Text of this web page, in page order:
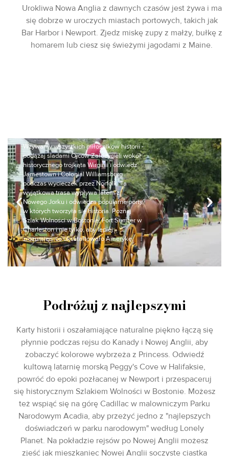
Urokliwa Nowa Anglia z dawnych czasów jest żywa i ma
się dobrze w uroczych miastach portowych, takich jak
Bar Harbor i Newport. Zjedz miskę zupy z małży, bułkę z
homarem lub ciesz się świeżymi jagodami z Maine.
Wzywamy wszystkich miłośników historii -
podążaj śladami Ojców Założycieli wokół
historycznego trójkąta Wirginii i odwiedź
Jamestown i Colonial Williamsburg
podczas wycieczek przez Norfolk. Ta
wyjątkowa trasa wypływa latem z
Nowego Jorku i odwiedza popularne porty,
w których tworzyła się historia. Poznaj
Szlak Wolności w Bostonie, Fort Sumter w
Charleston i nie tylko, aby lepiej
zrozumieć, co ukształtowało Amerykę.
Podróżuj z najlepszymi
Karty historii i oszałamiające naturalne piękno łączą się
płynnie podczas rejsu do Kanady i Nowej Anglii, aby
zobaczyć kolorowe wybrzeża z Princess. Odwiedź
kultową latarnię morską Peggy's Cove w Halifaksie,
powróć do epoki pozłacanej w Newport i przespaceruj
się historycznym Szlakiem Wolności w Bostonie. Możesz
też wspiąć się na górę Cadillac w malowniczym Parku
Narodowym Acadia, aby przeżyć jedno z "najlepszych
doświadczeń w parku narodowym" według Lonely
Planet. Na pokładzie rejsów po Nowej Anglii możesz
zjeść jak mieszkaniec Nowej Anglii soczyste ciastka